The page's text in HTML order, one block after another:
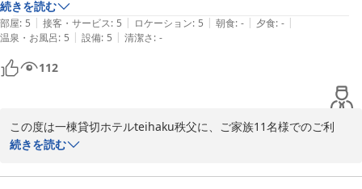
2026-01-17
家族4人だともったいないぐらいの広さなので、大人数での利用がいい
と思います。
1泊じゃ、物足りませんでした。
両親も気に入っていたので、また利用したいと思っています。
続きを読む
部屋: 5 | 接客・サービス: 5 | ロケーション: 5 | 朝食: - | 夕食: - |
温泉・お風呂: 5 | 設備: 5 | 清潔さ: -
112
この度は一棟貸切ホテルteihaku秩父に、ご家族11名様でのご利
用、誠にありがとうございました。
良さを感じていただけたとのこと、とても嬉しく拝見いたしまし
続きを読む